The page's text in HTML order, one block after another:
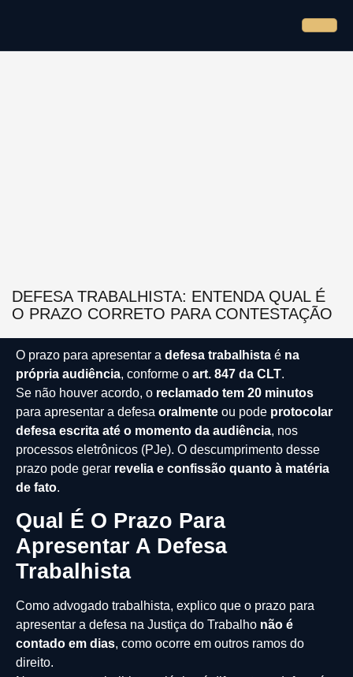
DEFESA TRABALHISTA: ENTENDA QUAL É
O PRAZO CORRETO PARA CONTESTAÇÃO
O prazo para apresentar a defesa trabalhista é na
própria audiência, conforme o art. 847 da CLT.
Se não houver acordo, o reclamado tem 20 minutos
para apresentar a defesa oralmente ou pode protocolar
defesa escrita até o momento da audiência, nos
processos eletrônicos (PJe). O descumprimento desse
prazo pode gerar revelia e confissão quanto à matéria
de fato.
Qual É O Prazo Para
Apresentar A Defesa
Trabalhista
Como advogado trabalhista, explico que o prazo para
apresentar a defesa na Justiça do Trabalho não é
contado em dias, como ocorre em outros ramos do
direito.